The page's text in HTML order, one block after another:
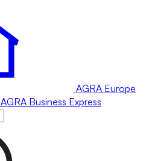
AGRA Europe
AGRA Business Express